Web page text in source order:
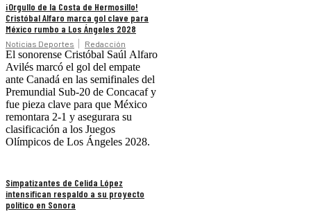
¡Orgullo de la Costa de Hermosillo!
Cristóbal Alfaro marca gol clave para
México rumbo a Los Ángeles 2028
Noticias Deportes Redacción
El sonorense Cristóbal Saúl Alfaro
Avilés marcó el gol del empate
ante Canadá en las semifinales del
Premundial Sub-20 de Concacaf y
fue pieza clave para que México
remontara 2-1 y asegurara su
clasificación a los Juegos
Olímpicos de Los Ángeles 2028.
Simpatizantes de Celida López
intensifican respaldo a su proyecto
político en Sonora